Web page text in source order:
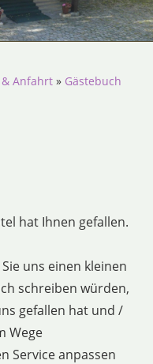
Anfahrt » Gästebuch
hat Ihnen gefallen.
uns einen kleinen
schreiben würden,
gefallen hat und /
Wege
Service anpassen